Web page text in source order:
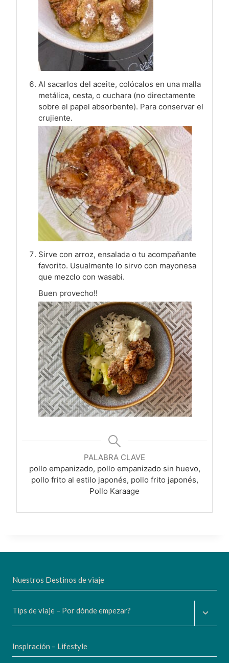
Al sacarlos del aceite, colócalos en una malla
metálica, cesta, o cuchara (no directamente
sobre el papel absorbente). Para conservar el
crujiente.
Sirve con arroz, ensalada o tu acompañante
favorito. Usualmente lo sirvo con mayonesa
que mezclo con wasabi.
Buen provecho!!
PALABRA CLAVE
pollo empanizado, pollo empanizado sin huevo,
pollo frito al estilo japonés, pollo frito japonés,
Pollo Karaage
Nuestros Destinos de viaje
Tips de viaje – Por dónde empezar?
Inspiración – Lifestyle